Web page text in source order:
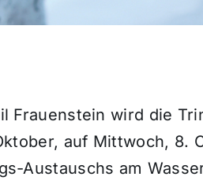
Frauenstein wird die
auf Mittwoch, 8.
Austauschs am